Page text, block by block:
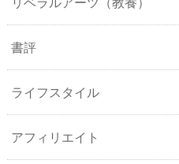
書評
ライフスタイル
アフィリエイト